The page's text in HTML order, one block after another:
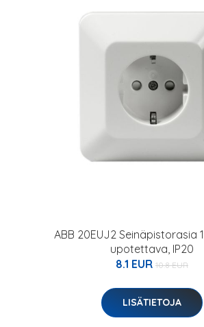
ABB 20EUJ2 Seinäpistorasia
upotettava, IP20
8.1 EUR 10.8 EUR
LISÄTIETOJA